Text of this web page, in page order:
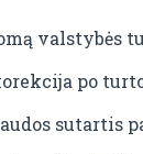
valstybės
po
sutartis